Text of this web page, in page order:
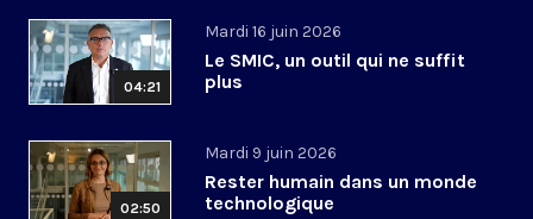
04:21
Mardi 16 juin 2026
Le SMIC, un outil qui ne suffit
plus
02:50
Mardi 9 juin 2026
Rester humain dans un monde
technologique